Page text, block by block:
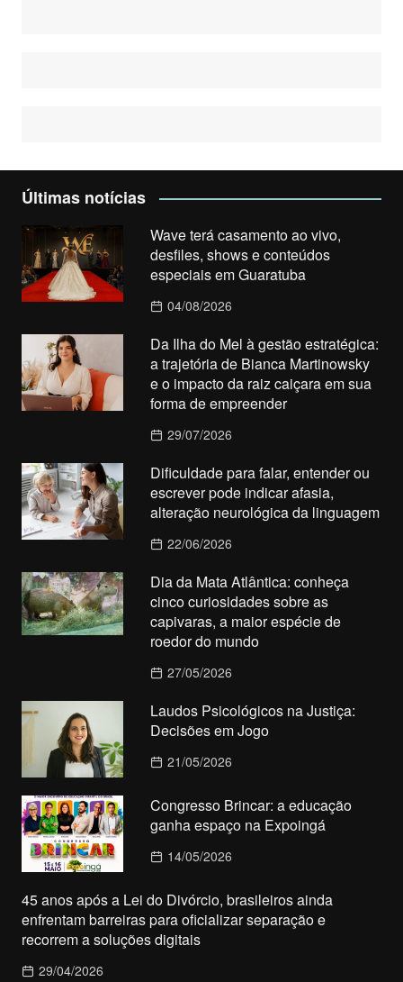
Últimas notícias
Wave terá casamento ao vivo,
desfiles, shows e conteúdos
especiais em Guaratuba
04/08/2026
Da Ilha do Mel à gestão estratégica:
a trajetória de Bianca Martinowsky
e o impacto da raiz caiçara em sua
forma de empreender
29/07/2026
Dificuldade para falar, entender ou
escrever pode indicar afasia,
alteração neurológica da linguagem
22/06/2026
Dia da Mata Atlântica: conheça
cinco curiosidades sobre as
capivaras, a maior espécie de
roedor do mundo
27/05/2026
Laudos Psicológicos na Justiça:
Decisões em Jogo
21/05/2026
Congresso Brincar: a educação
ganha espaço na Expoingá
14/05/2026
45 anos após a Lei do Divórcio, brasileiros ainda
enfrentam barreiras para oficializar separação e
recorrem a soluções digitais
29/04/2026